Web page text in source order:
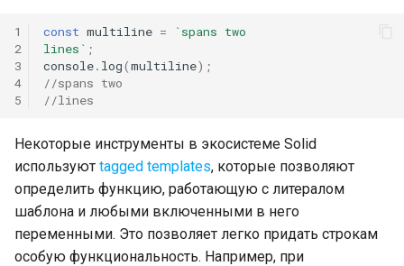
1
2
3
4
5
const multiline =
`spans two
lines` ;
console. log(multiline);
//spans two
//lines
Некоторые инструменты в экосистеме Solid
используют tagged templates, которые позволяют
определить функцию, работающую с литералом
шаблона и любыми включенными в него
переменными. Это позволяет легко придать строкам
особую функциональность. Например, при